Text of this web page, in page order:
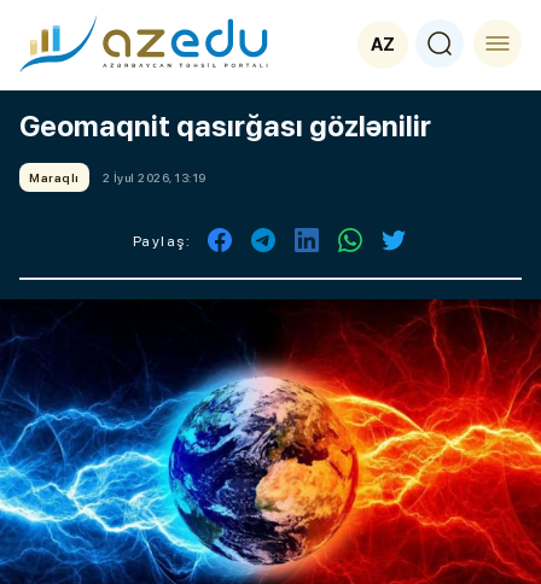
AZ
Geomaqnit qasırğası gözlənilir
Maraqlı 2 İyul 2026, 13:19
Paylaş: